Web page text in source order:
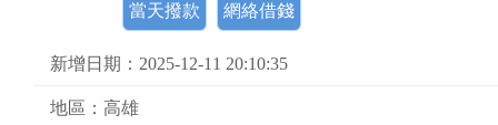
當天撥款 網絡借錢
新增日期：2025-12-11 20:10:35
地區：高雄